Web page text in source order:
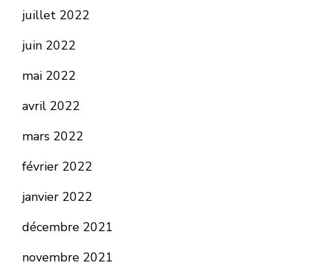
juillet 2022
juin 2022
mai 2022
avril 2022
mars 2022
février 2022
janvier 2022
décembre 2021
novembre 2021